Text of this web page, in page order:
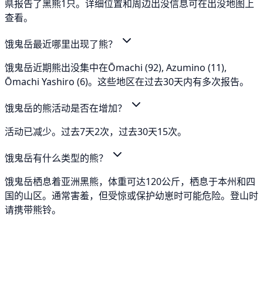
県报告了黑熊1只。详细位置和周边出没信息可在出没地图上
查看。
饿鬼岳最近哪里出现了熊？
饿鬼岳近期熊出没集中在Ōmachi (92), Azumino (11),
Ōmachi Yashiro (6)。这些地区在过去30天内有多次报告。
饿鬼岳的熊活动是否在增加？
活动已减少。过去7天2次，过去30天15次。
饿鬼岳有什么类型的熊？
饿鬼岳栖息着亚洲黑熊，体重可达120公斤，栖息于本州和四
国的山区。通常害羞，但受惊或保护幼崽时可能危险。登山时
请携带熊铃。